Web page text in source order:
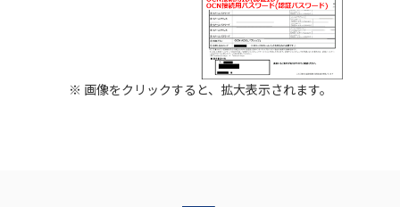
※ 画像をクリックすると、拡大表示されます。